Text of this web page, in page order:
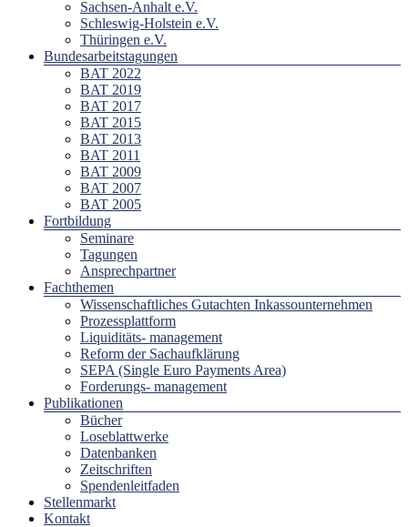
Sachsen-Anhalt e.V.
Schleswig-Holstein e.V.
Thüringen e.V.
Bundesarbeitstagungen
BAT 2022
BAT 2019
BAT 2017
BAT 2015
BAT 2013
BAT 2011
BAT 2009
BAT 2007
BAT 2005
Fortbildung
Seminare
Tagungen
Ansprechpartner
Fachthemen
Wissenschaftliches Gutachten Inkassounternehmen
Prozessplattform
Liquiditäts- management
Reform der Sachaufklärung
SEPA (Single Euro Payments Area)
Forderungs- management
Publikationen
Bücher
Loseblattwerke
Datenbanken
Zeitschriften
Spendenleitfaden
Stellenmarkt
Kontakt